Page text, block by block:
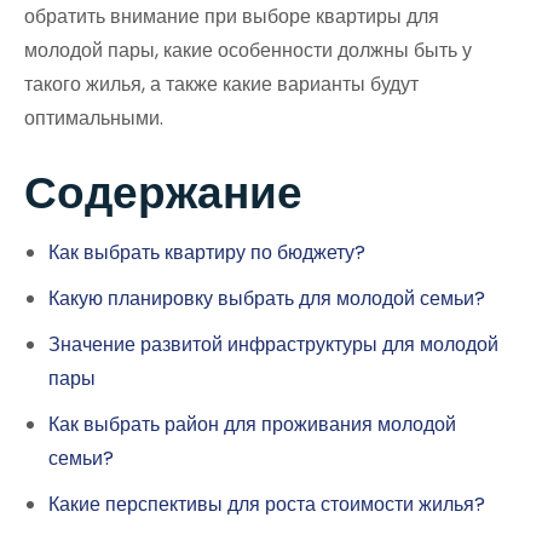
обратить внимание при выборе квартиры для
молодой пары, какие особенности должны быть у
такого жилья, а также какие варианты будут
оптимальными.
Содержание
Как выбрать квартиру по бюджету?
Какую планировку выбрать для молодой семьи?
Значение развитой инфраструктуры для молодой
пары
Как выбрать район для проживания молодой
семьи?
Какие перспективы для роста стоимости жилья?